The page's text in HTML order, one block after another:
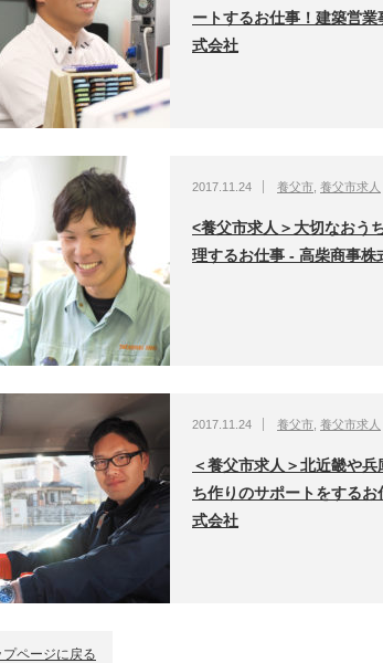
ートするお仕事！建築営
式会社
2017.11.24 養父市 養父市求人
<養父市求人＞大切なおう
理するお仕事 - 高柴商事株
2017.11.24 養父市 養父市求人
＜養父市求人＞北近畿や兵
ち作りのサポートをする
式会社
プページに戻る